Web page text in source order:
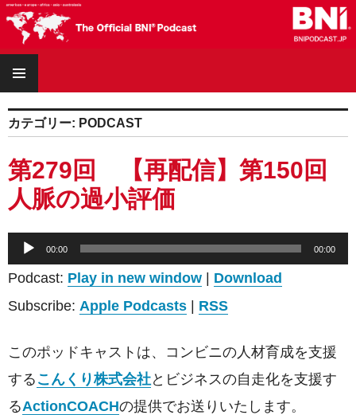
コ
ン
ン
ス
ッ
プ
メ
ニ
ー
カテゴリー: PODCAST
第279回 【再配信】第150回
人脈の過小評価
プ
レ
ー
00:00 00:00
Podcast: Play in new window | Download
Subscribe: Apple Podcasts | RSS
このポッドキャストは、コンビニの人材育成を支援
する こんくり株式会社とビジネスの自走化を支援す
るActionCOACHの提供でお送りいたします。